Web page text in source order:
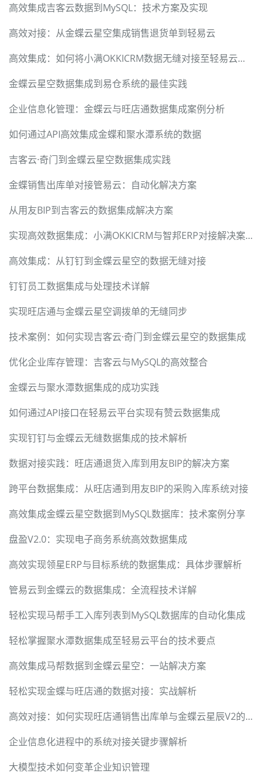
高效集成吉客云数据到MySQL：技术方案及实现
高效对接：从金蝶云星空集成销售退货单到轻易云
高效集成：如何将小满OKKICRM数据无缝对接至轻易云平台
金蝶云星空数据集成到易仓系统的最佳实践
企业信息化管理：金蝶云与旺店通数据集成案例分析
如何通过API高效集成金蝶和聚水潭系统的数据
吉客云·奇门到金蝶云星空数据集成实践
金蝶销售出库单对接管易云：自动化解决方案
从用友BIP到吉客云的数据集成解决方案
实现高效数据集成：小满OKKICRM与智邦ERP对接解决案例
高效集成：从钉钉到金蝶云星空的数据无缝对接
钉钉员工数据集成与处理技术详解
实现旺店通与金蝶云星空调拨单的无缝同步
技术案例：如何实现吉客云·奇门到金蝶云星空的数据集成
优化企业库存管理：吉客云与MySQL的高效整合
金蝶云与聚水潭数据集成的成功实践
如何通过API接口在轻易云平台实现有赞云数据集成
实现钉钉与金蝶云无缝数据集成的技术解析
数据对接实践：旺店通退货入库到用友BIP的解决方案
跨平台数据集成：从旺店通到用友BIP的采购入库系统对接
高效集成金蝶云星空数据到MySQL数据库：技术案例分享
盘盈V2.0：实现电子商务系统高效数据集成
高效实现领星ERP与目标系统的数据集成：具体步骤解析
管易云到金蝶云的数据集成：全流程技术详解
轻松实现马帮手工入库列表到MySQL数据库的自动化集成
轻松掌握聚水潭数据集成至轻易云平台的技术要点
高效集成马帮数据到金蝶云星空：一站解决方案
轻松实现金蝶与旺店通的数据对接：实战解析
高效对接：如何实现旺店通销售出库单与金蝶云星辰V2的数据集成
企业信息化进程中的系统对接关键步骤解析
大模型技术如何变革企业知识管理